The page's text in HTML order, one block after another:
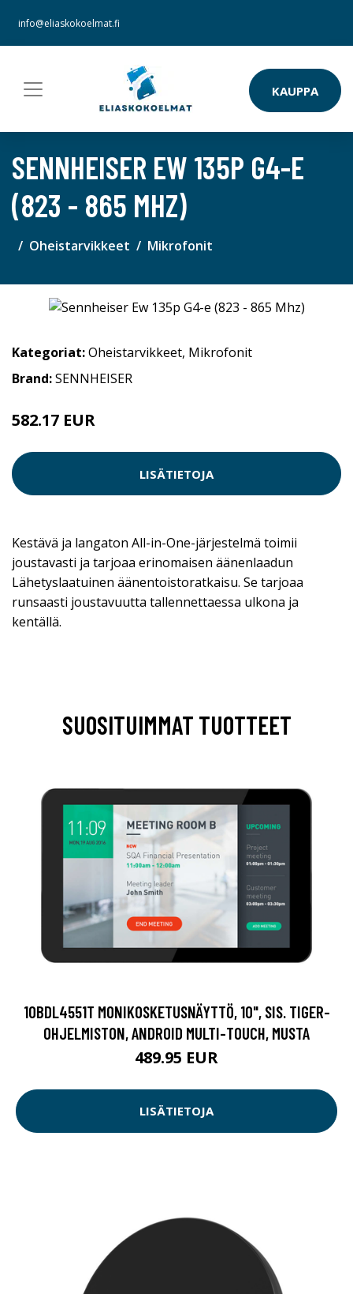
info@eliaskokoelmat.fi
KAUPPA
SENNHEISER EW 135P G4-E
(823 - 865 MHZ)
Oheistarvikkeet Mikrofonit
Kategoriat:Oheistarvikkeet, Mikrofonit
Brand:SENNHEISER
582.17 EUR
LISÄTIETOJA
Kestävä ja langaton All-in-One-järjestelmä toimii
joustavasti ja tarjoaa erinomaisen äänenlaadun
Lähetyslaatuinen äänentoistoratkaisu. Se tarjoaa
runsaasti joustavuutta tallennettaessa ulkona ja
kentällä.
SUOSITUIMMAT TUOTTEET
10BDL4551T MONIKOSKETUSNÄYTTÖ, 10", SIS. TIGER-
OHJELMISTON, ANDROID MULTI-TOUCH, MUSTA
489.95 EUR
LISÄTIETOJA